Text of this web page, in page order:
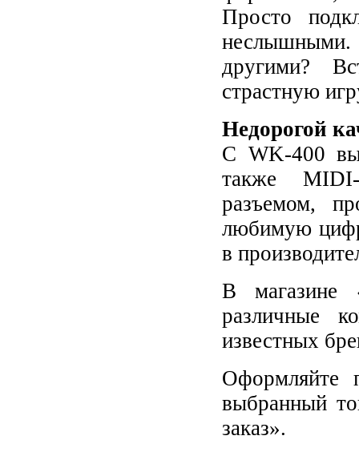
Просто
другими?
страстную
Недорогой
С WK-400 вы
также
разъемом,
любимую
в
В магазине
различные
известных
Оформляйте
выбранный
заказ».